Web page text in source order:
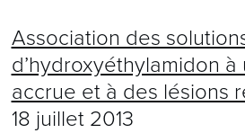
Association des
d’hydroxyéthylamidon
accrue et à des lésions
18 juillet 2013